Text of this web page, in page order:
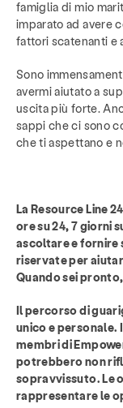
Servizi
risorse
Di Notizie
famiglia di mio
imparato ad avere
fattori scatenanti e
Sono
avermi aiutato a
uscita più forte.
sappi che ci sono
che ti aspettano e
La Resource Line
ore su 24, 7 giorni
ascoltare e fornire
riservate per
Quando sei
Il percorso di
unico e personale.
membri di
potrebbero non
sopravvissuto. Le
rappresentare le